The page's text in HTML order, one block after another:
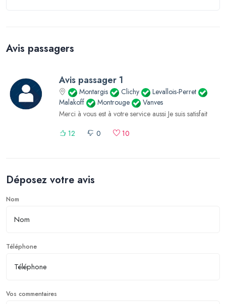
Avis passagers
Avis passager 1
Montargis Clichy
Levallois-Perret
Malakoff
Montrouge
Vanves
Merci à vous est à votre service aussi Je suis satisfait
12
0 10
Déposez votre avis
Nom
Téléphone
Vos commentaires